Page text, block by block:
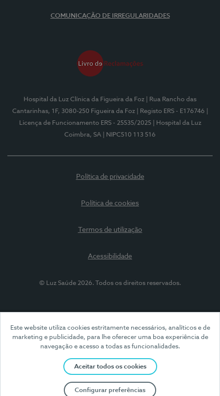
Este website utiliza cookies estritamente necessários, analíticos e de
marketing e publicidade, para lhe oferecer uma boa experiência de
navegação e acesso a todas as funcionalidades.
Aceitar todos os cookies
Configurar preferências
COMUNICAÇÃO DE IRREGULARIDADES
Hospital da Luz Clínica da Figueira da Foz
| Rua Rancho das
Cantarinhas, 1F, 3080-250 Figueira da Foz
| Registo ERS - E176746
Licença de Funcionamento ERS - 25535/2025
| Hospital da Luz
Coimbra, SA
| NIPC510 113 516
Política de privacidade
Política de cookies
Termos de utilização
Acessibilidade
© Luz Saúde 2026. Todos os direitos reservados.